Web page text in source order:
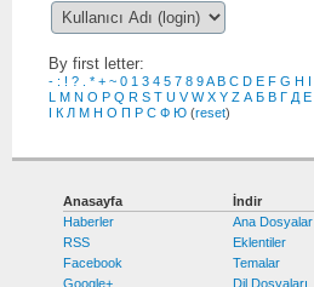
By first letter:
- : ! ? * + ~ 0 1 3 4 5 7 8 9A B C D E F G H
M N O P Q R S T U V W X Y Z А Б В Г Д Е
К Л М Н О П Р С Ф Ю (reset)
Anasayfa
Haberler
RSS
Facebook
Google+
İndir
Ana Dosyalar
Eklentiler
Temalar
Dil Dosyaları